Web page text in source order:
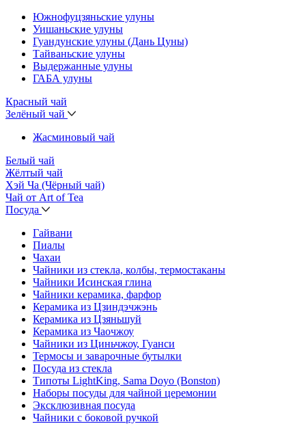
Южнофуцзяньские улуны
Уишаньские улуны
Гуандунские улуны (Дань Цуны)
Тайваньские улуны
Выдержанные улуны
ГАБА улуны
Красный чай
Зелёный чай
Жасминовый чай
Белый чай
Жёлтый чай
Хэй Ча (Чёрный чай)
Чай от Art of Tea
Посуда
Гайвани
Пиалы
Чахаи
Чайники из стекла, колбы, термостаканы
Чайники Исинская глина
Чайники керамика, фарфор
Керамика из Цзиндэчжэнь
Керамика из Цзяньшуй
Керамика из Чаочжоу
Чайники из Циньчжоу, Гуанси
Термосы и заварочные бутылки
Посуда из стекла
Типоты LightKing, Sama Doyo (Bonston)
Наборы посуды для чайной церемонии
Эксклюзивная посуда
Чайники с боковой ручкой